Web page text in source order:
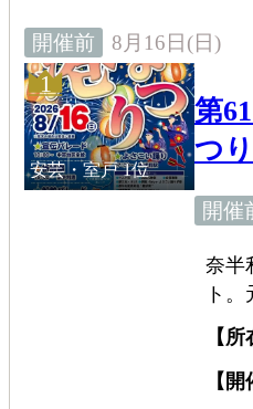
開催前 8月16日(日)
1
安芸・室戸 1位
第
つり
開催
奈半
ト
さ
に
わ
【所
【